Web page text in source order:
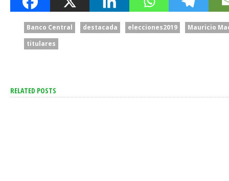
Banco Central destacada elecciones2019
Mauricio
titulares
RELATED POSTS